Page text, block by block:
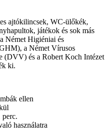
ajtókilincsek, WC-ülőkék,
játékok és sok más
Német Higiéniai és
a Német Vírusos
(DVV) és a Robert Koch Intézet
ki.
ellen
perc.
használatra